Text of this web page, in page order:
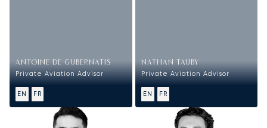
ANTOINE DE GUBERNATIS
Private Aviation Advisor
EN FR
NATHAN TAUBY
Private Aviation Advisor
EN FR